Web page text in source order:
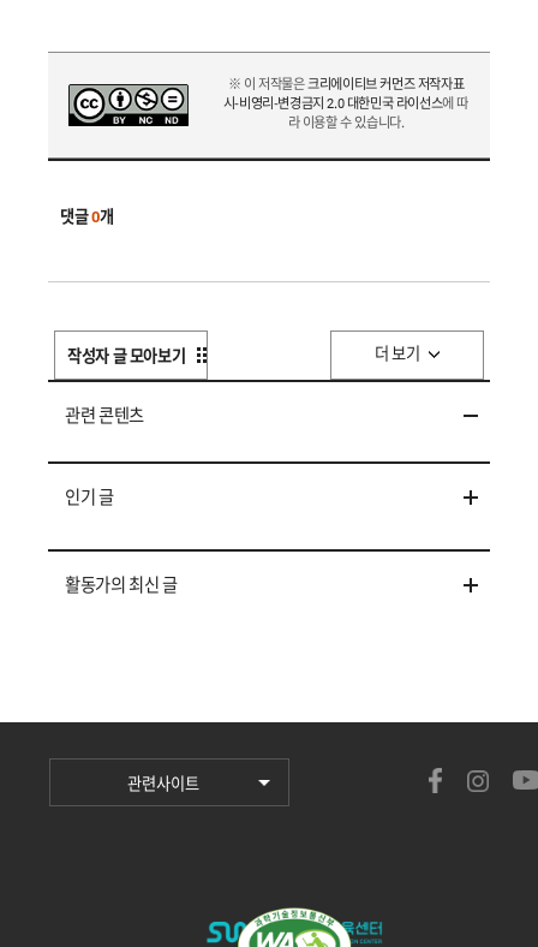
※ 이 저작물은크리에이티브 커먼즈 저작자표
시-비영리-변경금지 2.0 대한민국 라이선스에 따
라 이용할 수 있습니다.
댓글0개
작성자 글 모아보기 더 보기
관련 콘텐츠
인기 글
활동가의 최신 글
관련사이트